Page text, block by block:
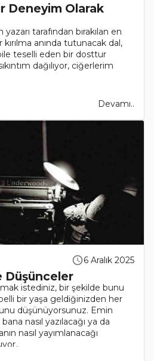
Deneyim Olarak
tarafından bırakılan en
anında tutunacak dal,
teselli eden bir dosttur
dağılıyor, ciğerlerim
Devamı..
6 Aralık 2025
Düşünceler
istediniz, bir şekilde bunu
bir yaşa geldiğinizden her
düşünüyorsunuz. Emin
nasıl yazılacağı ya da
nasıl yayımlanacağı